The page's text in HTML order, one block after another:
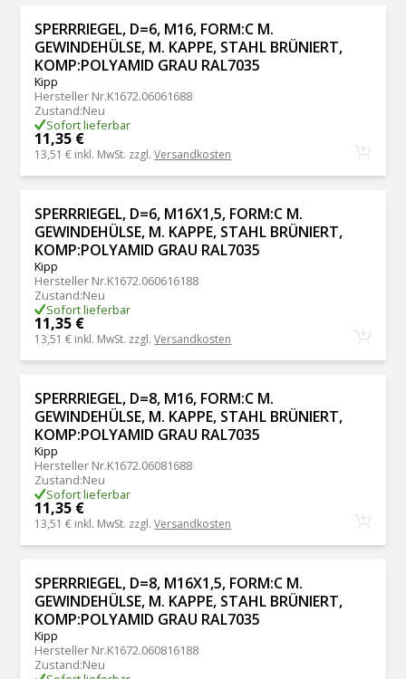
SPERRRIEGEL, D=6, M16, FORM:C M.
GEWINDEHÜLSE, M. KAPPE, STAHL BRÜNIERT,
KOMP:POLYAMID GRAU RAL7035
Kipp
Hersteller Nr.K1672.06061688
Zustand:Neu
Sofort lieferbar
11,35 €
13,51 € inkl. MwSt. zzgl.Versandkosten
SPERRRIEGEL, D=6, M16X1,5, FORM:C M.
GEWINDEHÜLSE, M. KAPPE, STAHL BRÜNIERT,
KOMP:POLYAMID GRAU RAL7035
Kipp
Hersteller Nr.K1672.060616188
Zustand:Neu
Sofort lieferbar
11,35 €
13,51 € inkl. MwSt. zzgl.Versandkosten
SPERRRIEGEL, D=8, M16, FORM:C M.
GEWINDEHÜLSE, M. KAPPE, STAHL BRÜNIERT,
KOMP:POLYAMID GRAU RAL7035
Kipp
Hersteller Nr.K1672.06081688
Zustand:Neu
Sofort lieferbar
11,35 €
13,51 € inkl. MwSt. zzgl.Versandkosten
SPERRRIEGEL, D=8, M16X1,5, FORM:C M.
GEWINDEHÜLSE, M. KAPPE, STAHL BRÜNIERT,
KOMP:POLYAMID GRAU RAL7035
Kipp
Hersteller Nr.K1672.060816188
Zustand:Neu